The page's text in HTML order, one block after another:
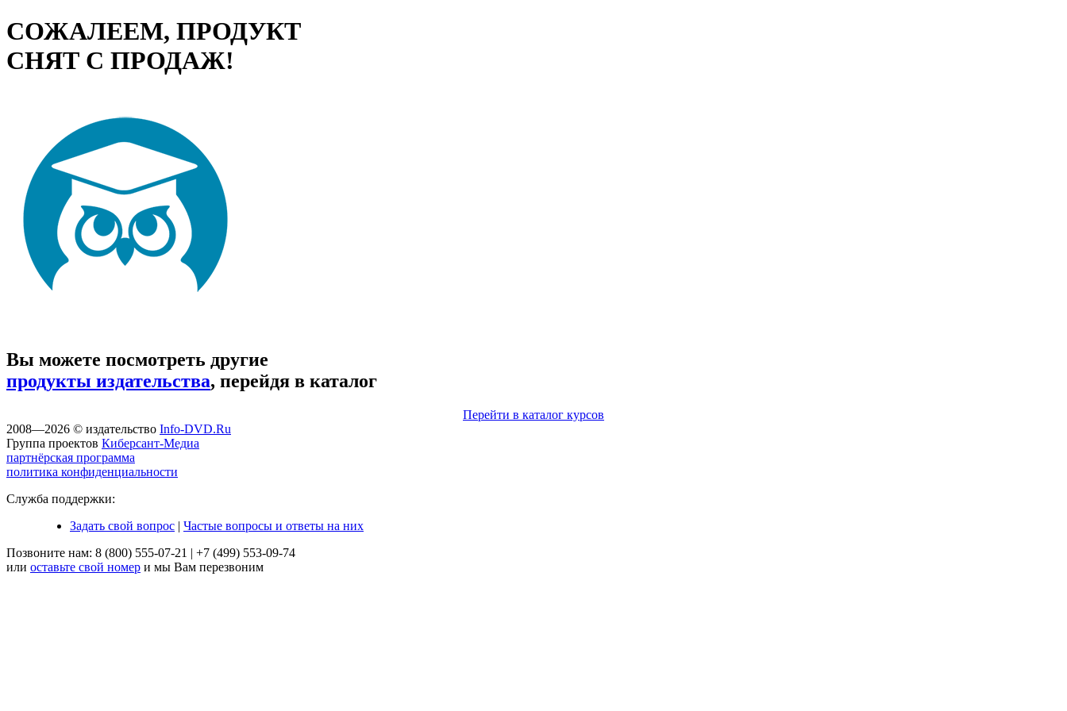
СОЖАЛЕЕМ, ПРОДУКТ
СНЯТ С ПРОДАЖ!
Вы можете посмотреть другие
продукты издательства, перейдя в каталог
Перейти в каталог курсов
2008—2026 © издательство Info-DVD.Ru
Группа проектов Киберсант-Медиа
партнёрская программа
политика конфиденциальности
Служба поддержки:
Задать свой вопрос | Частые вопросы и ответы на них
Позвоните нам: 8 (800) 555-07-21 | +7 (499) 553-09-74
или оставьте свой номер и мы Вам перезвоним